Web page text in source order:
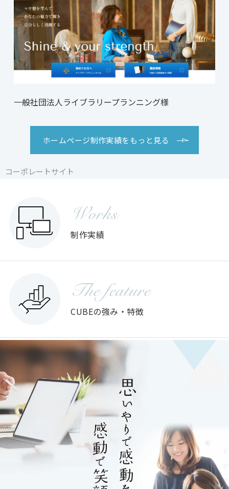
コーポレートサイト
コーポレートサイト
一般社団法人ライブラリープランニング様
コーポレートサイト
ホームページ制作実績をもっと見る
Works
制作実績
The feature
CUBEの強み・特徴